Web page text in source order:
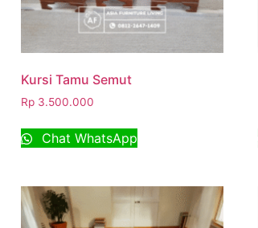
Kursi Tamu Semut
Rp 3.500.000
Chat WhatsApp